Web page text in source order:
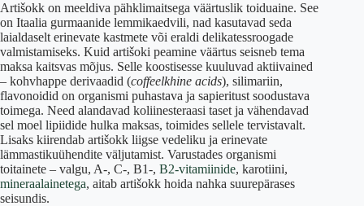
Artišokk on meeldiva pähklimaitsega väärtuslik toiduaine. See
on Itaalia gurmaanide lemmikaedvili, nad kasutavad seda
laialdaselt erinevate kastmete või eraldi delikatessroogade
valmistamiseks. Kuid artišoki peamine väärtus seisneb tema
maksa kaitsvas mõjus. Selle koostisesse kuuluvad aktiivained
– kohvhappe derivaadid (coffeelkhine acids), silimariin,
flavonoidid on organismi puhastava ja sapieritust soodustava
toimega. Need alandavad koliinesteraasi taset ja vähendavad
sel moel lipiidide hulka maksas, toimides sellele tervistavalt.
Lisaks kiirendab artišokk liigse vedeliku ja erinevate
lämmastikuühendite väljutamist. Varustades organismi
toitainete – valgu, A-, C-, B1-, B2-vitamiinide, karotiini,
mineraalainetega, aitab artišokk hoida nahka suurepärases
seisundis.